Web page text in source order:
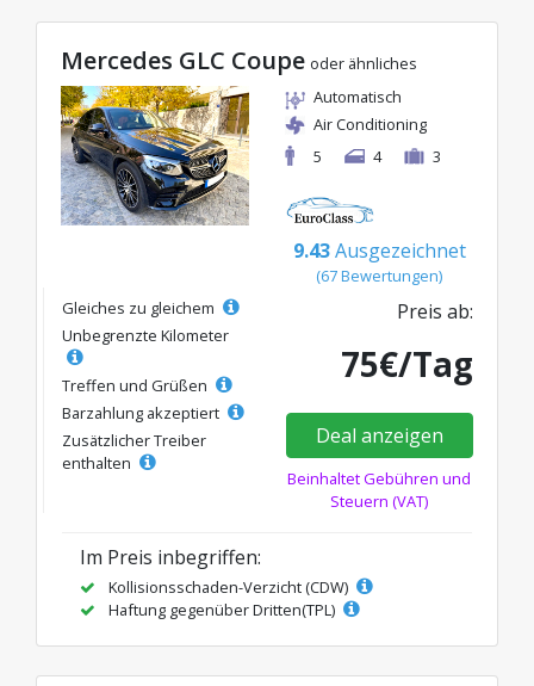
Mercedes GLC Coupe oder ähnliches
Automatisch
Air Conditioning
5
4 3
9.43 Ausgezeichnet
(67 Bewertungen)
Gleiches zu gleichem
Unbegrenzte Kilometer
Treffen und Grüßen
Barzahlung akzeptiert
Zusätzlicher Treiber
enthalten
Preis ab:
75€/Tag
Deal anzeigen
Beinhaltet Gebühren und
Steuern (VAT)
Im Preis inbegriffen:
Kollisionsschaden-Verzicht (CDW)
Haftung gegenüber Dritten(TPL)